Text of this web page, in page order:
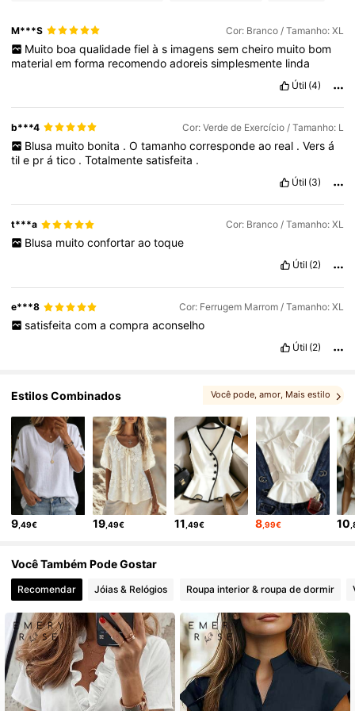
4,78 617K Seguidores
4,78 617K Seguidores
M***S Cor: Branco / Tamanho: XL
Muito boa qualidade fiel à s imagens sem cheiro muito bom
materialemforma recomendoadoreissimplesmente linda
Útil (4)
b***4 Cor: Verde de Exercício / Tamanho: L
Blusa muito bonita . O tamanho corresponde ao real . Vers á
tile prático .Totalmentesatisfeita .
Útil (3)
t***a Cor: Branco / Tamanho: XL
Blusa muito confortar ao toque
Útil (2)
e***8 Cor: Ferrugem Marrom / Tamanho: XL
satisfeita com a compra aconselho
Útil (2)
Estilos Combinados Você pode, amor, Mais estilo
9 ,49€ 19 ,49€ 11 ,49€ 8 ,99€ 10
Você Também Pode Gostar
Recomendar Jóias & Relógios Roupa interior & roupa de dormir